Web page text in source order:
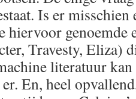
Is er
hiervoor genoemde
Travesty, Eliza)
literatuur
En, heel